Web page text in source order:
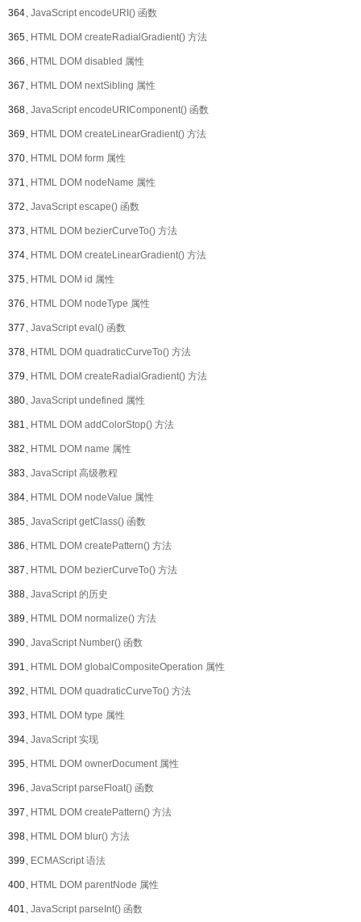
364、JavaScript encodeURI() 函数
365、HTML DOM createRadialGradient() 方法
366、HTML DOM disabled 属性
367、HTML DOM nextSibling 属性
368、JavaScript encodeURIComponent() 函数
369、HTML DOM createLinearGradient() 方法
370、HTML DOM form 属性
371、HTML DOM nodeName 属性
372、JavaScript escape() 函数
373、HTML DOM bezierCurveTo() 方法
374、HTML DOM createLinearGradient() 方法
375、HTML DOM id 属性
376、HTML DOM nodeType 属性
377、JavaScript eval() 函数
378、HTML DOM quadraticCurveTo() 方法
379、HTML DOM createRadialGradient() 方法
380、JavaScript undefined 属性
381、HTML DOM addColorStop() 方法
382、HTML DOM name 属性
383、JavaScript 高级教程
384、HTML DOM nodeValue 属性
385、JavaScript getClass() 函数
386、HTML DOM createPattern() 方法
387、HTML DOM bezierCurveTo() 方法
388、JavaScript 的历史
389、HTML DOM normalize() 方法
390、JavaScript Number() 函数
391、HTML DOM globalCompositeOperation 属性
392、HTML DOM quadraticCurveTo() 方法
393、HTML DOM type 属性
394、JavaScript 实现
395、HTML DOM ownerDocument 属性
396、JavaScript parseFloat() 函数
397、HTML DOM createPattern() 方法
398、HTML DOM blur() 方法
399、ECMAScript 语法
400、HTML DOM parentNode 属性
401、JavaScript parseInt() 函数